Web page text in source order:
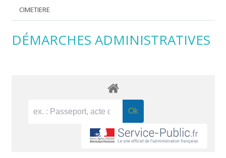
CIMETIERE
DÉMARCHES ADMINISTRATIVES